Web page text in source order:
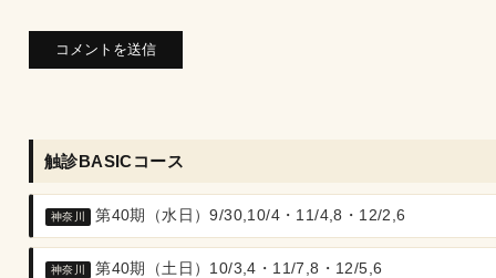
触診BASICコース
神奈川 第40期（水日）9/30,10/4・11/4,8・12/2,6
神奈川 第40期（土日）10/3,4・11/7,8・12/5,6